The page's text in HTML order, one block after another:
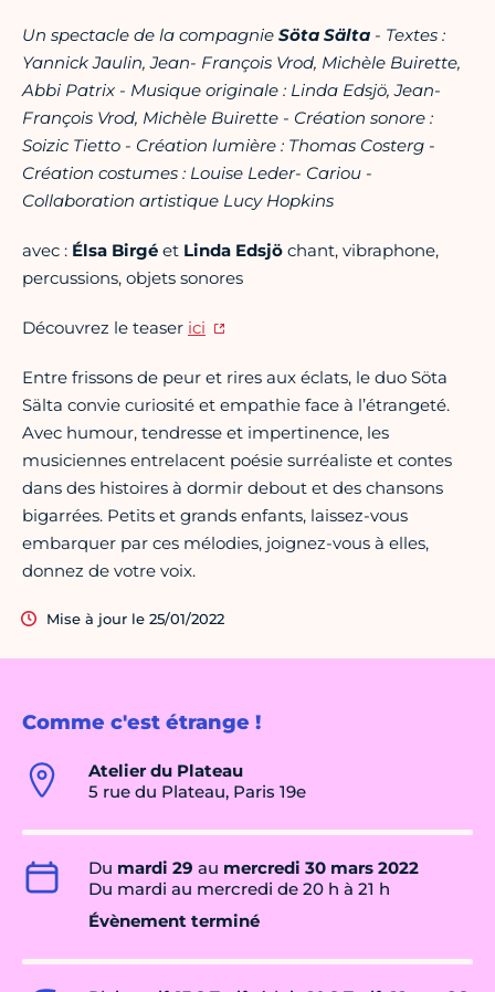
Comme c'est étrange !
Atelier du Plateau
5 rue du Plateau, Paris 19e
Du mardi 29 au mercredi 30 mars 2022
Du mardi au mercredi de 20 h à 21 h
Évènement terminé
Un spectacle de la compagnie Söta Sälta - Textes :
Yannick Jaulin, Jean- François Vrod, Michèle Buirette,
Abbi Patrix - Musique originale : Linda Edsjö, Jean-
François Vrod, Michèle Buirette - Création sonore :
Soizic Tietto - Création lumière : Thomas Costerg -
Création costumes : Louise Leder- Cariou -
Collaboration artistique Lucy Hopkins
avec : Élsa Birgé et Linda Edsjö chant, vibraphone,
percussions, objets sonores
Découvrez le teaser ici
Entre frissons de peur et rires aux éclats, le duo Söta
Sälta convie curiosité et empathie face à l’étrangeté.
Avec humour, tendresse et impertinence, les
musiciennes entrelacent poésie surréaliste et contes
dans des histoires à dormir debout et des chansons
bigarrées. Petits et grands enfants, laissez-vous
embarquer par ces mélodies, joignez-vous à elles,
donnez de votre voix.
Mise à jour le 25/01/2022